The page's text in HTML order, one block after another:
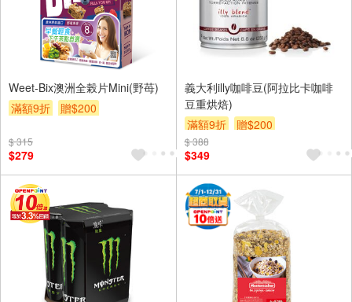
Weet-Bix澳洲全榖片Mini(野苺)
滿額9折
贈$200
$ 315
$279
義大利illy咖啡豆(阿拉比卡咖啡
豆重烘焙)
滿額9折
贈$200
$ 388
$349